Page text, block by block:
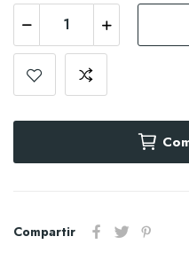
Compartir